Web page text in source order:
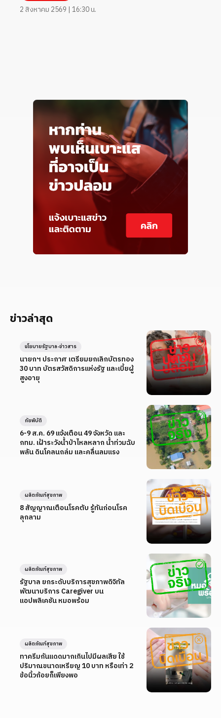
2 สิงหาคม 2569 | 16:30 น.
ข่าวล่าสุด
นายกฯ ประกาศ เตรียมยกเลิกบัตรทอง
30 บาท บัตรสวัสดิการแห่งรัฐ และเบี้ยผู้
สูงอายุ
นโยบายรัฐบาล-ข่าวสาร
6-9 ส.ค. 69 แจ้งเตือน 49 จังหวัด และ
กทม. เฝ้าระวังน้ำป่าไหลหลาก น้ำท่วมฉับ
พลัน ดินโคลนถล่ม และคลื่นลมแรง
ภัยพิบัติ
8 สัญญาณเตือนโรคตับ รู้ทันก่อนโรค
ลุกลาม
ผลิตภัณฑ์สุขภาพ
รัฐบาล ยกระดับบริการสุขภาพดิจิทัล
พัฒนาบริการ Caregiver บน
แอปพลิเคชัน หมอพร้อม
ผลิตภัณฑ์สุขภาพ
ทาครีมกันแดดมากเกินไปมีผลเสีย ใช้
ปริมาณขนาดเหรียญ 10 บาท หรือเท่า 2
ข้อนิ้วก้อยก็เพียงพอ
ผลิตภัณฑ์สุขภาพ